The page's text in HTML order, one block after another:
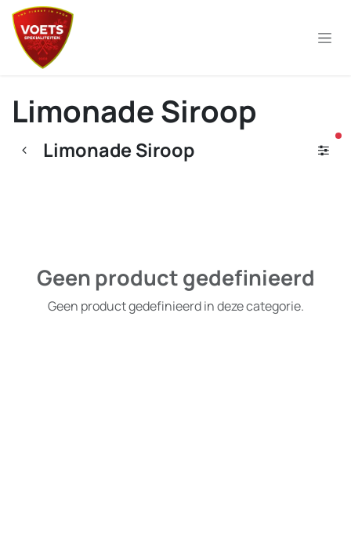
Overslaan naar inhoud
Limonade Siroop
Limonade Siroop
Geen product gedefinieerd
Geen product gedefinieerd in deze categorie.